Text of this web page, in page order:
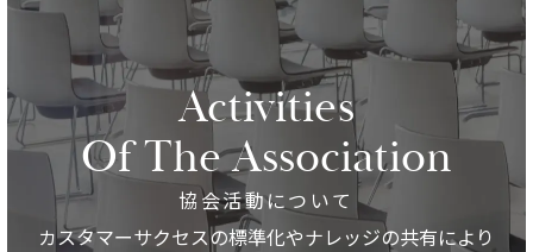
Activities
Of The Association
協会活動について
カスタマーサクセスの標準化やナレッジの共有により